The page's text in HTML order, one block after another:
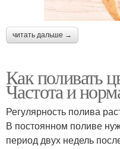
читать дальше →
Как поливать
Частота и
Регулярность полива
В постоянном поливе
период двух недель